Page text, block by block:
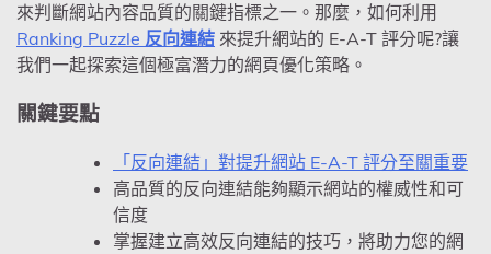
來判斷網站內容品質的關鍵指標之一。那麼，如何利用
Ranking Puzzle 反向連結 來提升網站的 E-A-T 評分呢?讓
我們一起探索這個極富潛力的網頁優化策略。
關鍵要點
「反向連結」對提升網站 E-A-T 評分至關重要
高品質的反向連結能夠顯示網站的權威性和可
信度
掌握建立高效反向連結的技巧，將助力您的網